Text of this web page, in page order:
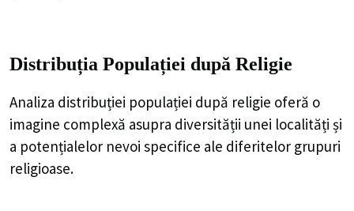
Distribuția Populației după Religie
Analiza distribuției populației după religie oferă o
imagine complexă asupra diversității unei localități și
a potențialelor nevoi specifice ale diferitelor grupuri
religioase.